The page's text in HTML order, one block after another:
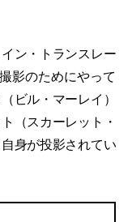
ン・トランスレー
影のためにやって
ビル・マーレイ）
（スカーレット・
身が投影されてい